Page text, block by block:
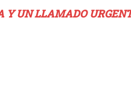
Y UN LLAMADO